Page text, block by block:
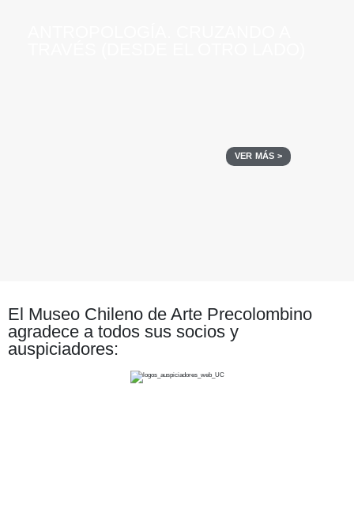
VER MÁS >
El Museo Chileno de Arte Precolombino
agradece a todos sus socios y
auspiciadores: